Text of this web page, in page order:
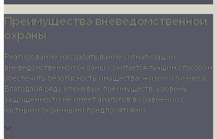
Преимущества вневедомственной
охраны
Реагирование на срабатывание сигнализации
вневедомственной охраны - считается лучшим способом
обеспечить безопасность имущества, жизни и бизнеса.
Благодаря ряду ключевых преимуществ, уровень
защищенности не имеет аналогов в сравнении с
частными охранными предприятиями.